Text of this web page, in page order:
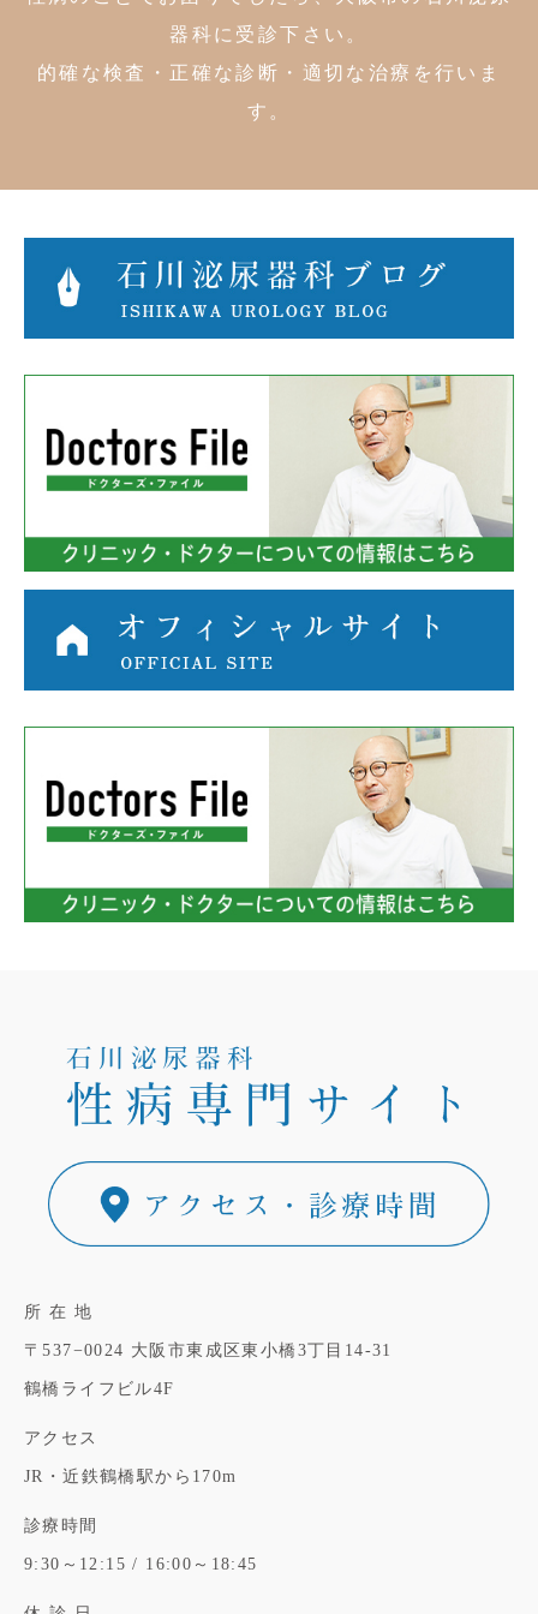
器科に受診下さい。
的確な検査・正確な診断・適切な治療を行いま
す。
所 在 地
〒537−0024 大阪市東成区東小橋3丁目14-31
鶴橋ライフビル4F
アクセス
JR・近鉄鶴橋駅から170m
診療時間
9:30～12:15 / 16:00～18:45